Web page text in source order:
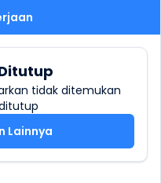
tidak ditemukan
Lainnya